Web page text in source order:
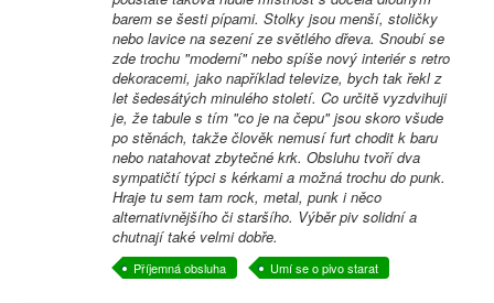
barem se šesti pípami. Stolky jsou menší, stoličky
nebo lavice na sezení ze světlého dřeva. Snoubí se
zde trochu "moderní" nebo spíše nový interiér s retro
dekoracemi, jako například televize, bych tak řekl z
let šedesátých minulého století. Co určitě vyzdvihuji
je, že tabule s tím "co je na čepu" jsou skoro všude
po stěnách, takže člověk nemusí furt chodit k baru
nebo natahovat zbytečné krk. Obsluhu tvoří dva
sympatičtí týpci s kérkami a možná trochu do punk.
Hraje tu sem tam rock, metal, punk i něco
alternativnějšího či staršího. Výběr piv solidní a
chutnají také velmi dobře.
Příjemná obsluha Umí se o pivo starat